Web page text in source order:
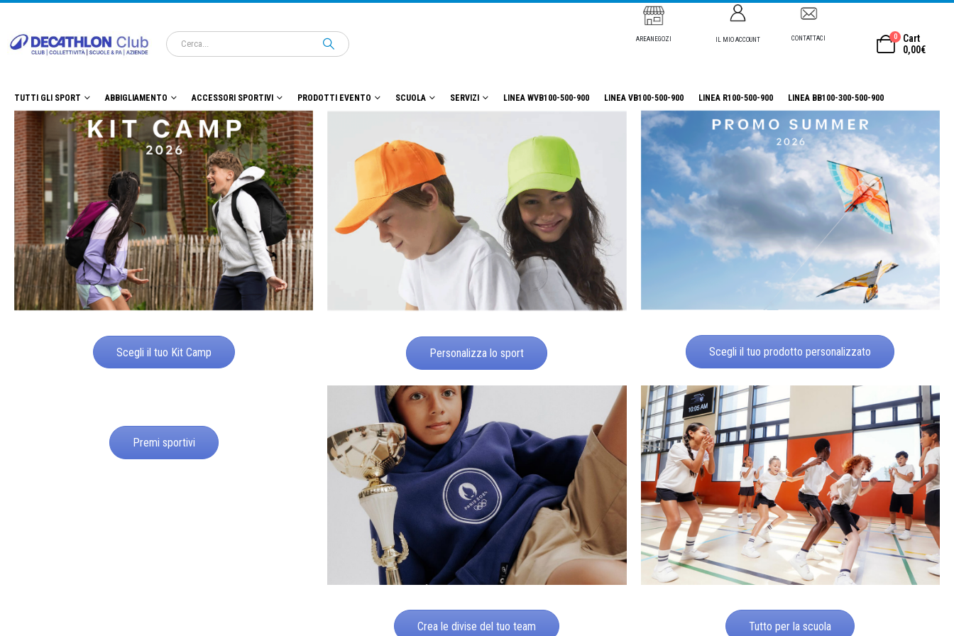
AREANEGOZI IL MIO ACCOUNT CONTATTACI 0
Cart
0,00€
TUTTI GLI SPORT ABBIGLIAMENTO ACCESSORI SPORTIVI PRODOTTI EVENTO SCUOLA SERVIZI LINEA WVB100-500-900 LINEA VB100-500-900 LINEA R100-500-900 LINEA BB100-300-500-900
Scegli il tuo Kit Camp Personalizza lo sport Scegli il tuo prodotto personalizzato
Premi sportivi
Crea le divise del tuo team Tutto per la scuola